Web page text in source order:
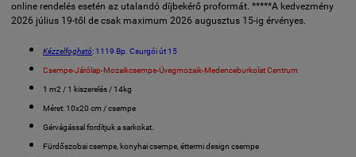
online rendelés esetén az utalandó díjbekérő proformát. *****A kedvezmény
2026 július 19-től de csak maximum 2026 augusztus 15-ig érvényes.
Kézzelfogható: 1119 Bp. Csurgói út 15
Csempe-Járólap-Mozaikcsempe-Üvegmozaik-Medenceburkolat Centrum
1 m2 / 1 kiszerelés / 14kg
Méret: 10x20 cm / csempe
Gérvágással fordítjuk a sarkokat.
Fürdőszobai csempe, konyhai csempe, éttermi design csempe